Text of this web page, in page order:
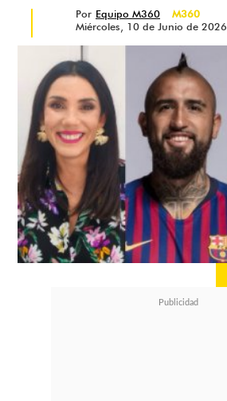
Por Equipo M360
M360
Miércoles, 10 de Junio de 2026